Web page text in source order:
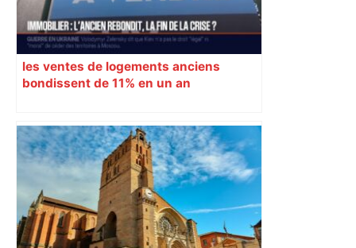
les ventes de logements anciens
bondissent de 11% en un an